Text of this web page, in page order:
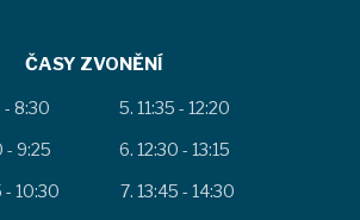
ČASY ZVONĚNÍ
- 8:30
- 9:25
- 10:30
11:35 - 12:20
12:30 - 13:15
13:45 - 14:30